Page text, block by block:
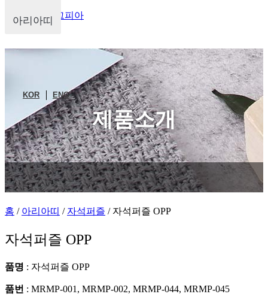
주식회사 마그피아
KOR ENG
제품소개
아리아띠
홈 / 아리아띠 / 자석퍼즐 / 자석퍼즐 OPP
자석퍼즐 OPP
품명 : 자석퍼즐 OPP
품번 : MRMP-001, MRMP-002, MRMP-044, MRMP-045